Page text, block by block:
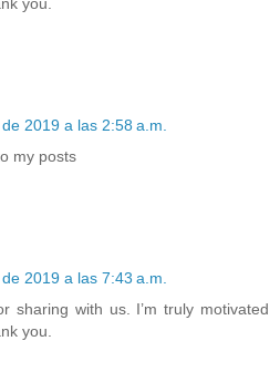
you.
2019 a las 2:58 a.m.
my posts
2019 a las 7:43 a.m.
sharing with us. I’m truly motivated
you.